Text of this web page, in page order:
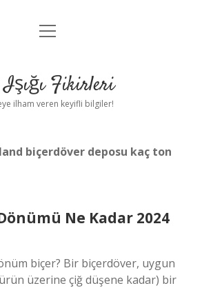
Anasayfa
Yasal Uyarı
menüyü
Işığı Fikirleri
ilham veren keyifli bilgiler!
biçerdöver deposu kaç ton
Ne Kadar 2024
biçer? Bir biçerdöver, uygun
üzerine çiğ düşene kadar) bir